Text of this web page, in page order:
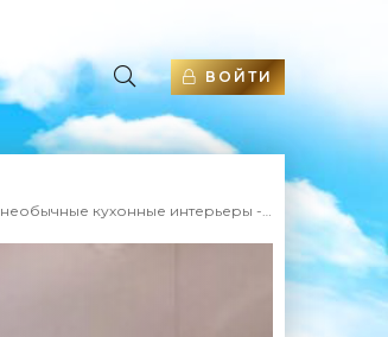
ВОЙТИ
кухонные интерьеры - Строительство и ремонт.